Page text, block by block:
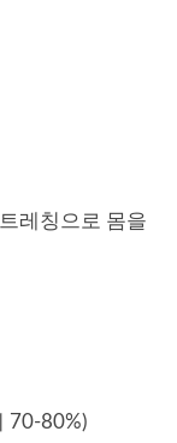
레칭으로 몸을
70-80%)